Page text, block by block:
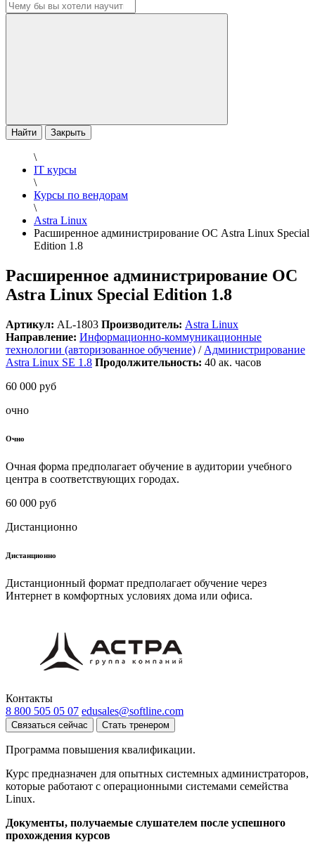
Найти Закрыть
\
IT курсы
\
Курсы по вендорам
\
Astra Linux
Расширенное администрирование ОС Astra Linux Special
Edition 1.8
Расширенное администрирование ОС
Astra Linux Special Edition 1.8
Артикул: AL-1803 Производитель: Astra Linux
Направление: Информационно-коммуникационные
технологии (авторизованное обучение) / Администрирование
Astra Linux SE 1.8 Продолжительность: 40 ак. часов
60 000 руб
очно
Очно
Очная форма предполагает обучение в аудитории учебного
центра в соответствующих городах.
60 000 руб
Дистанционно
Дистанционно
Дистанционный формат предполагает обучение через
Интернет в комфортных условиях дома или офиса.
Контакты
8 800 505 05 07 edusales@softline.com
Связаться сейчас Стать тренером
Программа повышения квалификации.
Курс предназначен для опытных системных администраторов,
которые работают с операционными системами семейства
Linux.
Документы, получаемые слушателем после успешного
прохождения курсов